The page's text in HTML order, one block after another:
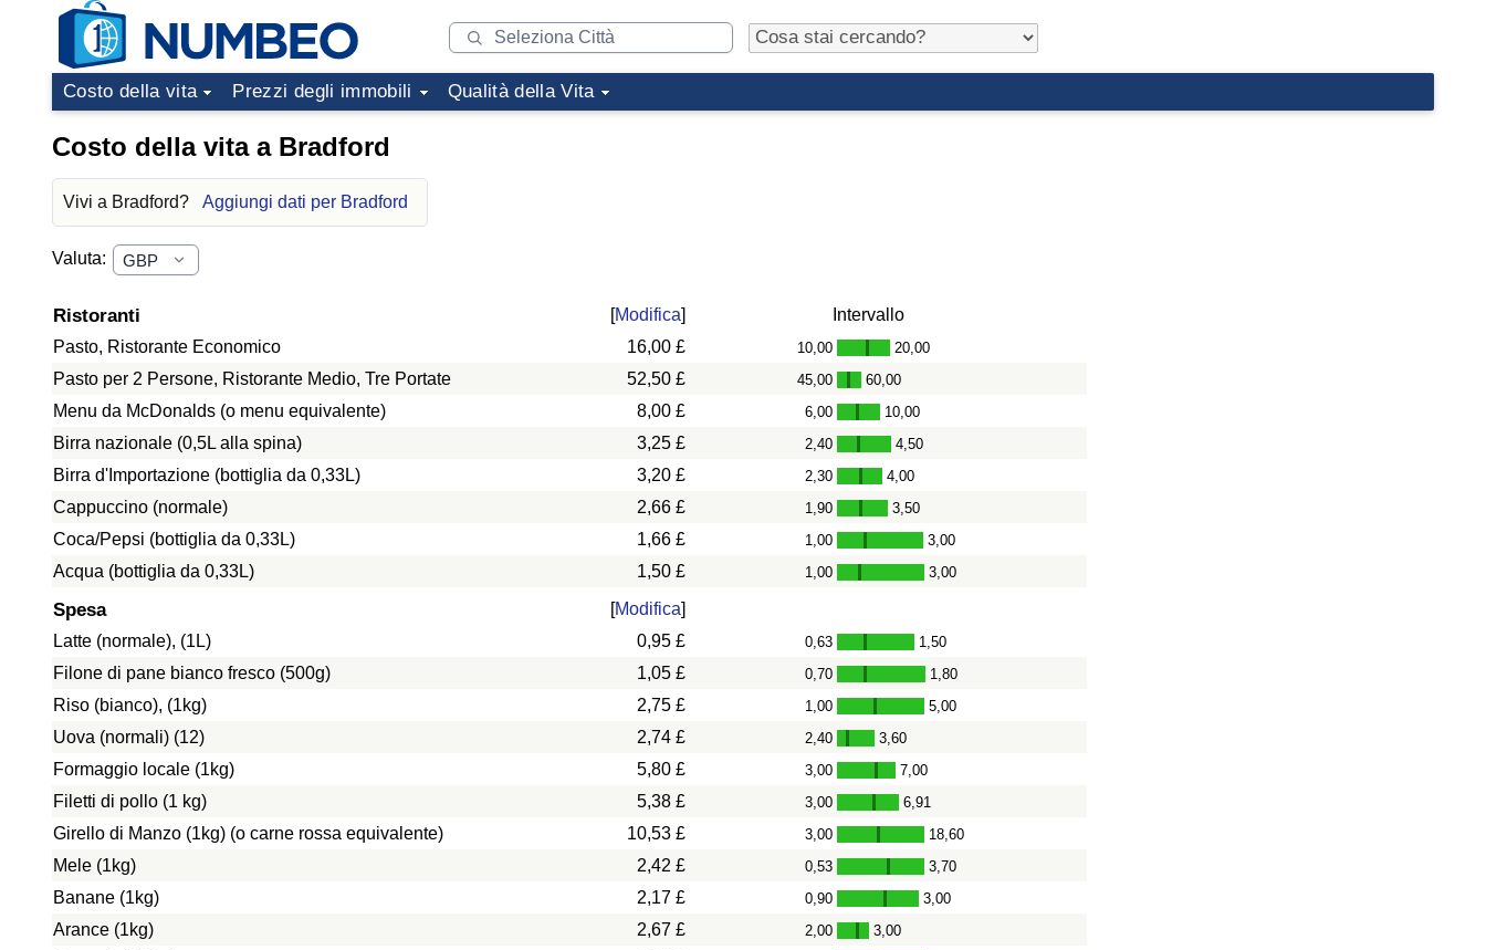
Costo della vita Prezzi degli immobili Qualità della Vita
Costo della vita a Bradford
Vivi a Bradford? Aggiungi dati per Bradford
Valuta:
Ristoranti [Modifica]
Intervallo
Pasto, Ristorante Economico
16,00 £ 10,00 - 20,00
Pasto per 2 Persone, Ristorante Medio, Tre Portate 52,50 £ 45,00 - 60,00
Menu da McDonalds (o menu equivalente) 8,00 £ 6,00 - 10,00
Birra nazionale (0,5L alla spina) 3,25 £ 2,40 - 4,50
Birra d'Importazione (bottiglia da 0,33L) 3,20 £ 2,30 - 4,00
Cappuccino (normale) 2,66 £ 1,90 - 3,50
Coca/Pepsi (bottiglia da 0,33L) 1,66 £ 1,00 - 3,00
Acqua (bottiglia da 0,33L) 1,50 £ 1,00 - 3,00
Spesa [Modifica]
Latte (normale), (1L)
0,95 £ 0,63 - 1,50
Filone di pane bianco fresco (500g) 1,05 £ 0,70 - 1,80
Riso (bianco), (1kg) 2,75 £ 1,00 - 5,00
Uova (normali) (12) 2,74 £ 2,40 - 3,60
Formaggio locale (1kg) 5,80 £ 3,00 - 7,00
Filetti di pollo (1 kg) 5,38 £ 3,00 - 6,91
Girello di Manzo (1kg) (o carne rossa equivalente) 10,53 £ 3,00 - 18,60
Mele (1kg) 2,42 £ 0,53 - 3,70
Banane (1kg) 2,17 £ 0,90 - 3,00
Arance (1kg) 2,67 £ 2,00 - 3,00